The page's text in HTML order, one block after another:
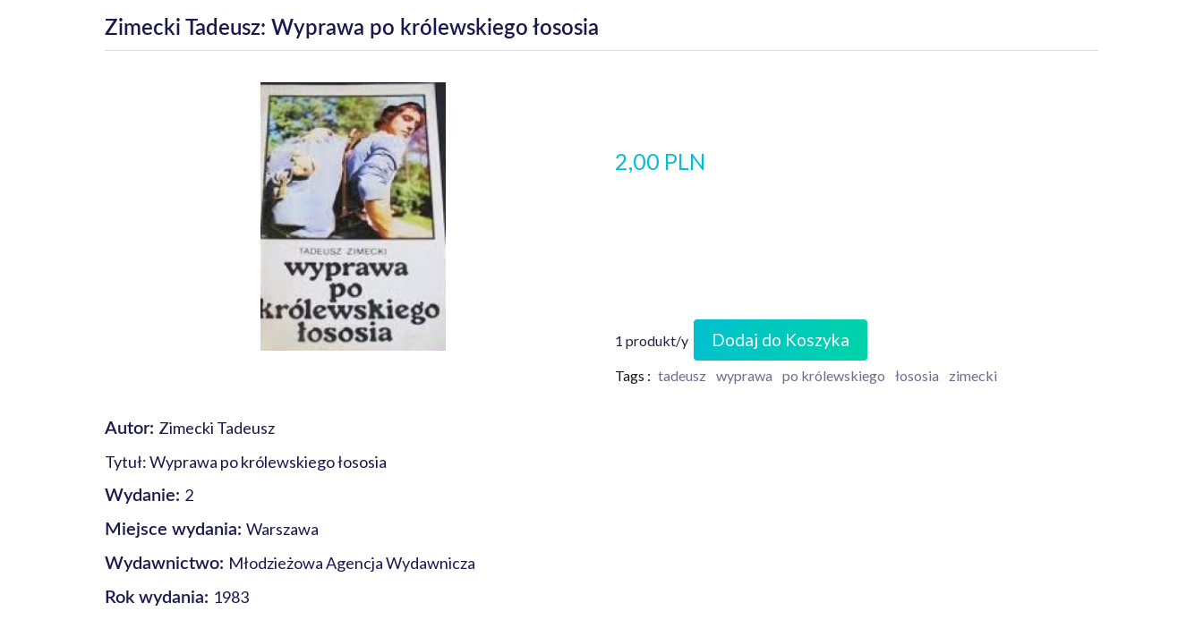
Zimecki Tadeusz: Wyprawa po królewskiego łososia
2,00 PLN
1 produkt/y Dodaj do Koszyka
Tags : tadeusz wyprawa po królewskiego łososia zimecki
Autor: Zimecki Tadeusz
Tytuł: Wyprawa po królewskiego łososia
Wydanie: 2
Miejsce wydania: Warszawa
Wydawnictwo: Młodzieżowa Agencja Wydawnicza
Rok wydania: 1983